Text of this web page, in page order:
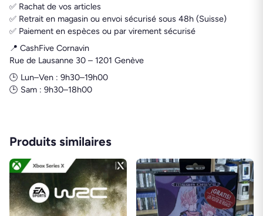
✅ Rachat de vos articles
✅ Retrait en magasin ou envoi sécurisé sous 48h (Suisse)
✅ Paiement en espèces ou par virement sécurisé
📍 CashFive Cornavin
Rue de Lausanne 30 – 1201 Genève
🕒 Lun–Ven : 9h30–19h00
🕒 Sam : 9h30–18h00
Produits similaires